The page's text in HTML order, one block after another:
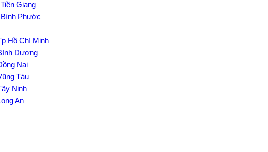
Giang
Phước
Hồ Chí Minh
Dương
Nai
Tàu
Ninh
An